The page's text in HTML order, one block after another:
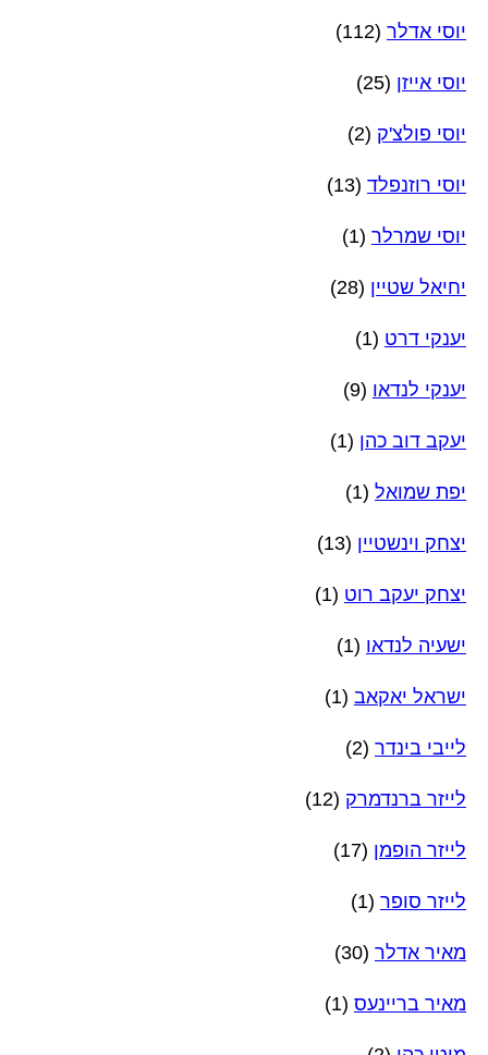
יוסי אדלר (112)
יוסי אייזן (25)
יוסי פולצ'ק (2)
יוסי רוזנפלד (13)
יוסי שמרלר (1)
יחיאל שטיין (28)
יענקי דרט (1)
יענקי לנדאו (9)
יעקב דוב כהן (1)
יפת שמואל (1)
יצחק וינשטיין (13)
יצחק יעקב רוט (1)
ישעיה לנדאו (1)
ישראל יאקאב (1)
לייבי בינדר (2)
לייזר ברנדמרק (12)
לייזר הופמן (17)
לייזר סופר (1)
מאיר אדלר (30)
מאיר בריינעס (1)